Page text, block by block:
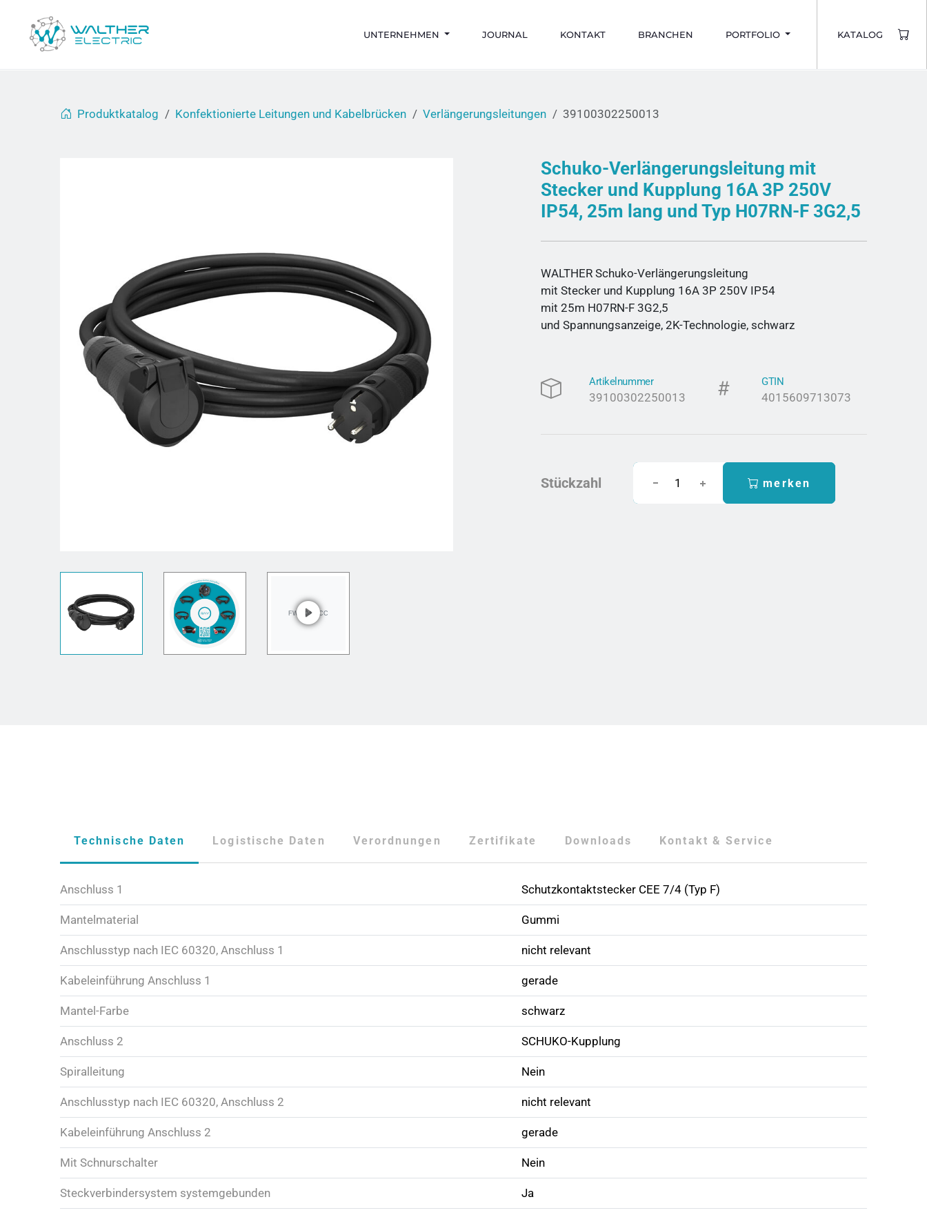
UNTERNEHMEN JOURNAL KONTAKT BRANCHEN PORTFOLIO KATALOG
Produktkatalog Konfektionierte Leitungen und Kabelbrücken Verlängerungsleitungen 39100302250013
Schuko-Verlängerungsleitung mit
Stecker und Kupplung 16A 3P 250V
IP54, 25m lang und Typ H07RN-F 3G2,5
WALTHER Schuko-Verlängerungsleitung
mit Stecker und Kupplung 16A 3P 250V IP54
mit 25m H07RN-F 3G2,5
und Spannungsanzeige, 2K-Technologie, schwarz
Artikelnummer
39100302250013
GTIN
4015609713073
Stückzahl merken
Technische Daten Logistische Daten Verordnungen Zertifikate Downloads Kontakt & Service
Anschluss 1 Schutzkontaktstecker CEE 7/4 (Typ F)
Mantelmaterial Gummi
Anschlusstyp nach IEC 60320, Anschluss 1 nicht relevant
Kabeleinführung Anschluss 1 gerade
Mantel-Farbe schwarz
Anschluss 2 SCHUKO-Kupplung
Spiralleitung Nein
Anschlusstyp nach IEC 60320, Anschluss 2 nicht relevant
Kabeleinführung Anschluss 2 gerade
Mit Schnurschalter Nein
Steckverbindersystem systemgebunden Ja